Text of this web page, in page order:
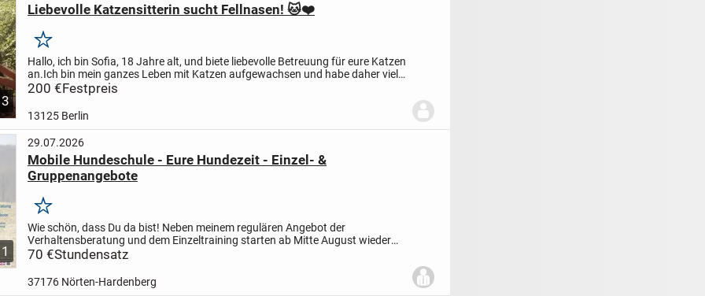
3
Liebevolle Katzensitterin sucht Fellnasen! 🐱❤️
Merken
Hallo, ich bin Sofia, 18 Jahre alt, und biete liebevolle Betreuung für eure Katzen
an.Ich bin mein ganzes Leben mit Katzen aufgewachsen und habe daher viel
Erfahrung im Umgang mit ihnen. Mir ist...
200 €Festpreis
13125 Berlin
1
29.07.2026
Mobile Hundeschule - Eure Hundezeit - Einzel- &
Gruppenangebote
Merken
Wie schön, dass Du da bist! Neben meinem regulären Angebot der
Verhaltensberatung und dem Einzeltraining starten ab Mitte August wieder
verschiedene Gruppenangebote
70 €Stundensatz
37176 Nörten-Hardenberg